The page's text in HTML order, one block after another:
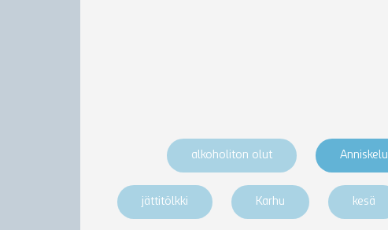
alkoholiton olut Anniskelu
jättitölkki Karhu kesä